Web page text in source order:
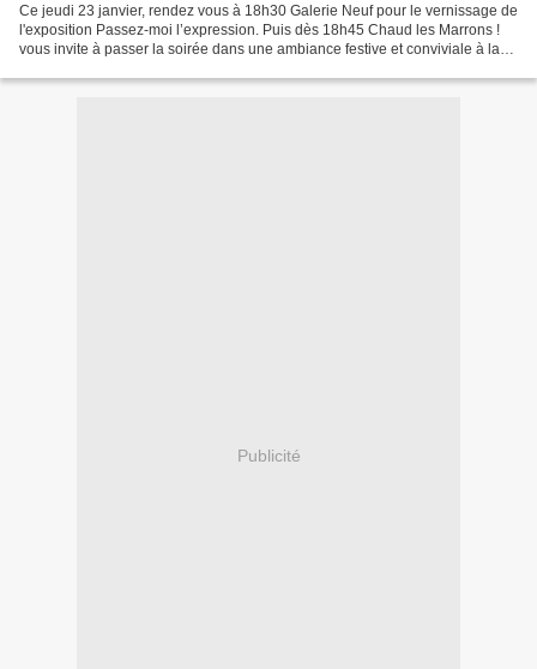
Ce jeudi 23 janvier, rendez vous à 18h30 Galerie Neuf pour le vernissage de
l'exposition Passez-moi l’expression. Puis dès 18h45 Chaud les Marrons !
vous invite à passer la soirée dans une ambiance festive et conviviale à la
Publicité